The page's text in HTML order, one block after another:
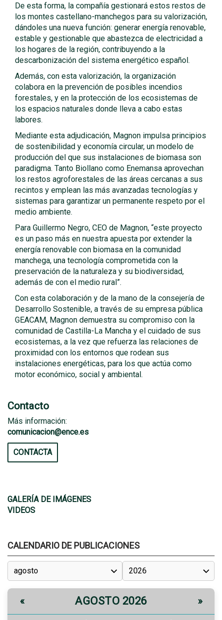
De esta forma, la compañía gestionará estos restos de
los montes castellano-manchegos para su valorización,
dándoles una nueva función: generar energía renovable,
estable y gestionable que abastezca de electricidad a
los hogares de la región, contribuyendo a la
descarbonización del sistema energético español.
Además, con esta valorización, la organización
colabora en la prevención de posibles incendios
forestales, y en la protección de los ecosistemas de
los espacios naturales donde lleva a cabo estas
labores.
Mediante esta adjudicación, Magnon impulsa principios
de sostenibilidad y economía circular, un modelo de
producción del que sus instalaciones de biomasa son
paradigma. Tanto Biollano como Enemansa aprovechan
los restos agroforestales de las áreas cercanas a sus
recintos y emplean las más avanzadas tecnologías y
sistemas para garantizar un permanente respeto por el
medio ambiente.
Para Guillermo Negro, CEO de Magnon, “este proyecto
es un paso más en nuestra apuesta por extender la
energía renovable con biomasa en la comunidad
manchega, una tecnología comprometida con la
preservación de la naturaleza y su biodiversidad,
además de con el medio rural”.
Con esta colaboración y de la mano de la consejería de
Desarrollo Sostenible, a través de su empresa pública
GEACAM, Magnon demuestra su compromiso con la
comunidad de Castilla-La Mancha y el cuidado de sus
ecosistemas, a la vez que refuerza las relaciones de
proximidad con los entornos que rodean sus
instalaciones energéticas, para los que actúa como
motor económico, social y ambiental.
Contacto
Más información:
comunicacion@ence.es
CONTACTA
GALERÍA DE IMÁGENES
VIDEOS
CALENDARIO DE PUBLICACIONES
« AGOSTO 2026 »